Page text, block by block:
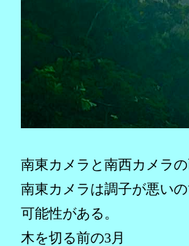
南東カメラと南西カメラ
南東カメラは調子が悪い
可能性がある。
木を切る前の3月